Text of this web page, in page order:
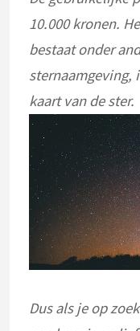
10.000 kronen.
bestaat onder
sternaamgeving,
kaart van de ster.
Dus als je op